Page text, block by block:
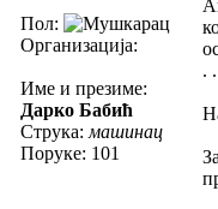
Пол:
Организација:
Име и презиме:
Дарко Бабић
Струка: машинац
Поруке: 101
.